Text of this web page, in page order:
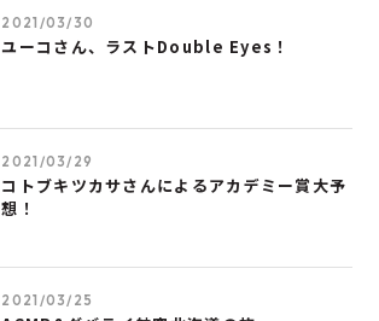
2021/03/30
ユーコさん、ラストDouble Eyes！
2021/03/29
コトブキツカサさんによるアカデミー賞大予
想！
2021/03/25